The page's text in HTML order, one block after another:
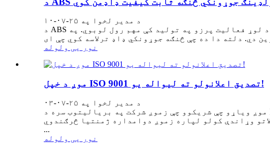
د مدیر لخوا په ۲۵-۰۷-۱۰
د ABS پلاستيکي مولډینګ جوړونکي د موټرو څخه تر مصرف کونکي الیکترونیک پورې صنعتونو لپاره د لوړ فعالیت پرزو په تولید کې مهم رول لوبوي. په
نور یی ولوله
موږ د خپل ISO 9001 تصدیق اعلانولو ته لیواله یو!
د مدیر لخوا په ۲۵-۰۷-۰۳
موږ ویاړو چې شریکوو چې زموږ شرکت په بریالیتوب سره د ISO 9001 تصدیق ترلاسه کړی، چې د کیفیت مدیریت سیسټمونو لپاره یو نړیوال معیار دی. دا
وړاندې کولو لپاره زموږ دوامداره ژمنتیا څرګندوي
...
نور یی ولوله